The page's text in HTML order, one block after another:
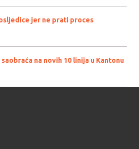
jer ne prati proces
na novih 10 linija u Kantonu